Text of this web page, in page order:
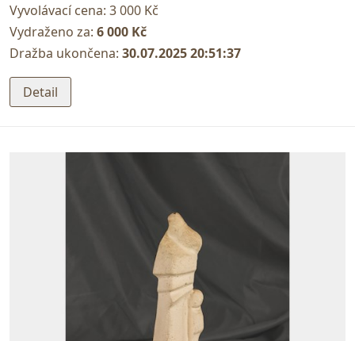
Vyvolávací cena: 3 000 Kč
Vydraženo za: 6 000 Kč
Dražba ukončena: 30.07.2025 20:51:37
Detail